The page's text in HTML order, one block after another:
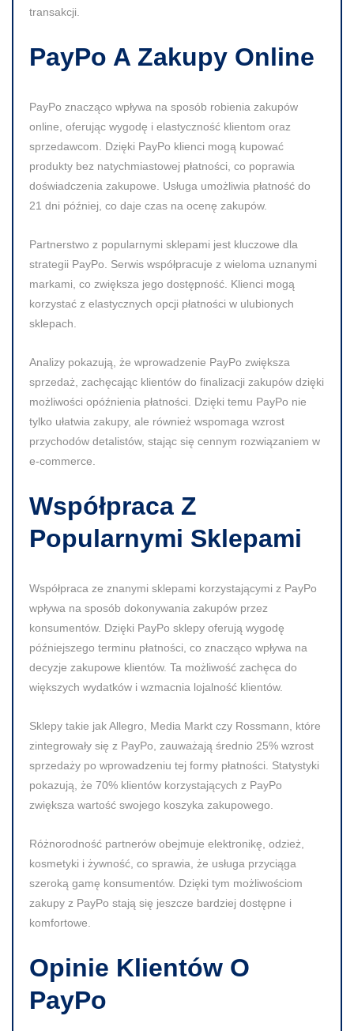
transakcji.
PayPo A Zakupy Online
PayPo znacząco wpływa na sposób robienia zakupów
online, oferując wygodę i elastyczność klientom oraz
sprzedawcom. Dzięki PayPo klienci mogą kupować
produkty bez natychmiastowej płatności, co poprawia
doświadczenia zakupowe. Usługa umożliwia płatność do
21 dni później, co daje czas na ocenę zakupów.
Partnerstwo z popularnymi sklepami jest kluczowe dla
strategii PayPo. Serwis współpracuje z wieloma uznanymi
markami, co zwiększa jego dostępność. Klienci mogą
korzystać z elastycznych opcji płatności w ulubionych
sklepach.
Analizy pokazują, że wprowadzenie PayPo zwiększa
sprzedaż, zachęcając klientów do finalizacji zakupów dzięki
możliwości opóźnienia płatności. Dzięki temu PayPo nie
tylko ułatwia zakupy, ale również wspomaga wzrost
przychodów detalistów, stając się cennym rozwiązaniem w
e-commerce.
Współpraca Z
Popularnymi Sklepami
Współpraca ze znanymi sklepami korzystającymi z PayPo
wpływa na sposób dokonywania zakupów przez
konsumentów. Dzięki PayPo sklepy oferują wygodę
późniejszego terminu płatności, co znacząco wpływa na
decyzje zakupowe klientów. Ta możliwość zachęca do
większych wydatków i wzmacnia lojalność klientów.
Sklepy takie jak Allegro, Media Markt czy Rossmann, które
zintegrowały się z PayPo, zauważają średnio 25% wzrost
sprzedaży po wprowadzeniu tej formy płatności. Statystyki
pokazują, że 70% klientów korzystających z PayPo
zwiększa wartość swojego koszyka zakupowego.
Różnorodność partnerów obejmuje elektronikę, odzież,
kosmetyki i żywność, co sprawia, że usługa przyciąga
szeroką gamę konsumentów. Dzięki tym możliwościom
zakupy z PayPo stają się jeszcze bardziej dostępne i
komfortowe.
Opinie Klientów O
PayPo